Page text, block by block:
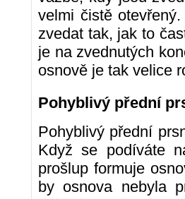
velmi čistě
zvedat tak, jak to
je na zvednutých
osnově je tak velice
Pohyblivý přední
Pohyblivý přední
Když se podíváte
prošlup formuje
by osnova nebyla